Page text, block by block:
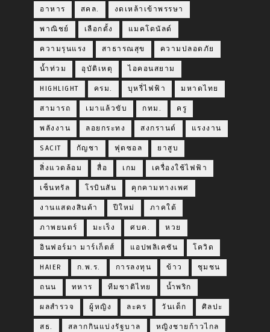
อาหาร สคล. งดเหล้าเข้าพรรษา
พาณิชย์ เลือกตั้ง แมคโดนัลด์
ความรุนแรง สาธารณสุข ความปลอดภัย
น้ำท่วม อุบัติเหตุ ไอคอนสยาม
HIGHLIGHT ครม. บุหรี่ไฟฟ้า มหาดไทย
สามารถ เมาแล้วขับ กทม. ครู
พลังงาน ลอยกระทง สงกรานต์ แรงงาน
SACIT กัญชา ฟุตซอล ยาสูบ
สิ่งแวดล้อม สื่อ เกม เครื่องใช้ไฟฟ้า
เซ็นทรัล โรบินสัน คุกคามทางเพศ
งานแสดงสินค้า ปีใหม่ ภาคใต้
ภาพยนตร์ มะเร็ง ศบค. หวย
อินฟอร์มา มาร์เก็ตส์ แอปพลิเคชัน โควิด
HAIER ก.พ.ร. การลงทุน ข้าว ชุมชน
ถนน ทหาร ทีมชาติไทย น้ำพริก
ผลสำรวจ ผู้หญิง ละคร วันเด็ก ศิลปะ
สธ. สลากกินแบ่งรัฐบาล หญิงชายก้าวไกล